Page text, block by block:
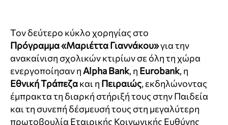
Τον δεύτερο κύκλο χορηγίας στο
Πρόγραμμα «Μαριέττα Γιαννάκου»για την
ανακαίνιση σχολικών κτιρίων σε όλη τη χώρα
ενεργοποίησαν ηAlpha Bank, η Eurobank, η
Εθνική Τράπεζακαι η Πειραιώς, εκδηλώνοντας
έμπρακτα τη διαρκή στήριξή τους στην Παιδεία
και τη συνεπή δέσμευσή τους στη μεγαλύτερη
πρωτοβουλία Εταιρικής Κοινωνικής Ευθύνης